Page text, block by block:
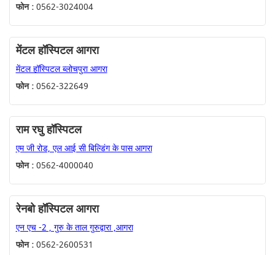
फोन :0562-3024004
मेंटल हॉस्पिटल आगरा
मेंटल हॉस्पिटल ब्लोचपुरा आगरा
फोन :0562-322649
राम रघु हॉस्पिटल
एम जी रोड, एल आई सी बिल्डिंग के पास आगरा
फोन :0562-4000040
रेनबो हॉस्पिटल आगरा
एन एच -2 , गुरु के ताल गुरुद्वारा ,आगरा
फोन :0562-2600531